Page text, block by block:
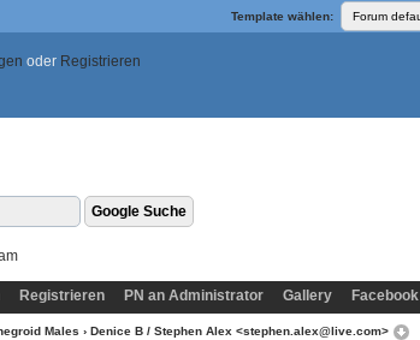
Template wählen:
oder Registrieren
Registrieren PN an Administrator Gallery Facebook
Males › Denice B / Stephen Alex <stephen.alex@live.com>